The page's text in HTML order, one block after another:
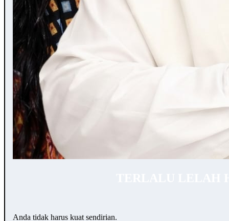
Anda tidak harus kuat sendirian.